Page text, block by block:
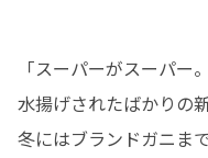
「スーパーがスーパー。
水揚げされたばかりの
冬にはブランドガニま